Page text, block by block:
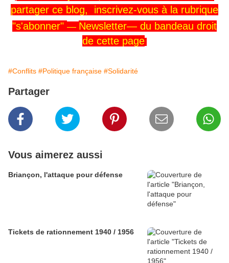
partager ce blog, inscrivez-vous à la rubrique
"s'abonner" — Newsletter— du bandeau droit
de cette page
#Conflits #Politique française #Solidarité
Partager
Vous aimerez aussi
Briançon, l'attaque pour défense
Tickets de rationnement 1940 / 1956